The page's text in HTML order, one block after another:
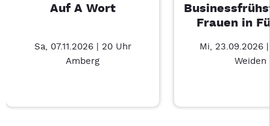
Auf A Wort
Sa, 07.11.2026 | 20 Uhr
Amberg
Frauen in
Mi, 23.09.2026
Weiden